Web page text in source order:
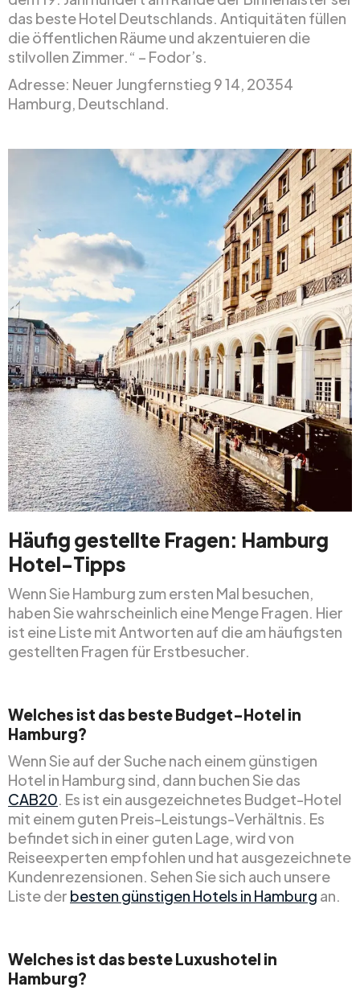
das beste Hotel Deutschlands. Antiquitäten füllen
die öffentlichen Räume und akzentuieren die
stilvollen Zimmer.“ – Fodor’s.
Adresse: Neuer Jungfernstieg 9 14, 20354
Hamburg, Deutschland.
Häufig gestellte Fragen: Hamburg
Hotel-Tipps
Wenn Sie Hamburg zum ersten Mal besuchen,
haben Sie wahrscheinlich eine Menge Fragen. Hier
ist eine Liste mit Antworten auf die am häufigsten
gestellten Fragen für Erstbesucher.
Welches ist das beste Budget-Hotel in
Hamburg?
Wenn Sie auf der Suche nach einem günstigen
Hotel in Hamburg sind, dann buchen Sie das
CAB20. Es ist ein ausgezeichnetes Budget-Hotel
mit einem guten Preis-Leistungs-Verhältnis. Es
befindet sich in einer guten Lage, wird von
Reiseexperten empfohlen und hat ausgezeichnete
Kundenrezensionen. Sehen Sie sich auch unsere
Liste der besten günstigen Hotels in Hamburg an.
Welches ist das beste Luxushotel in
Hamburg?